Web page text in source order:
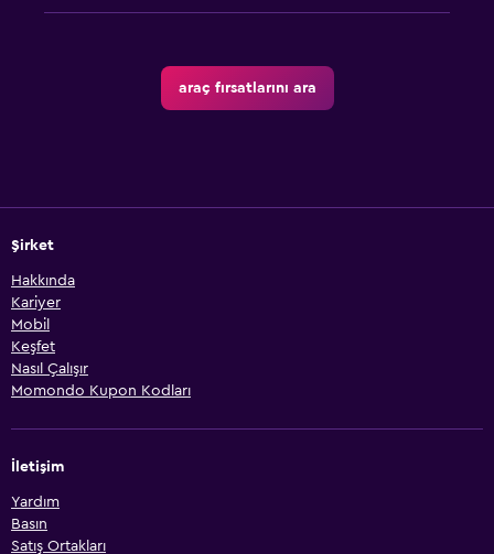
araç fırsatlarını ara
Şirket
Hakkında
Kariyer
Mobil
Keşfet
Nasıl Çalışır
Momondo Kupon Kodları
İletişim
Yardım
Basın
Satış Ortakları